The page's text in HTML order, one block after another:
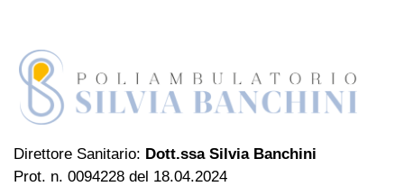
Direttore Sanitario: Dott.ssa Silvia Banchini
Prot. n. 0094228 del 18.04.2024